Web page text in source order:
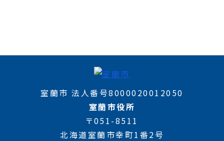
室蘭市 法人番号8000020012050
室蘭市役所
〒051-8511
北海道室蘭市幸町1番2号